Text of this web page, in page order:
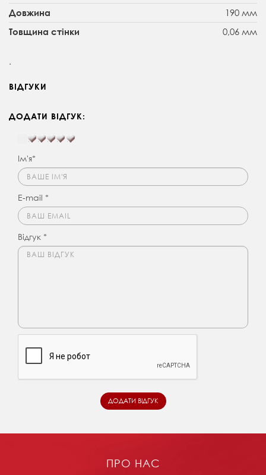
Довжина 190 мм
Товщина стінки 0,06 мм
.
ВІДГУКИ
ДОДАТИ ВІДГУК:
Ім'я*
E-mail *
Відгук *
ПРО НАС